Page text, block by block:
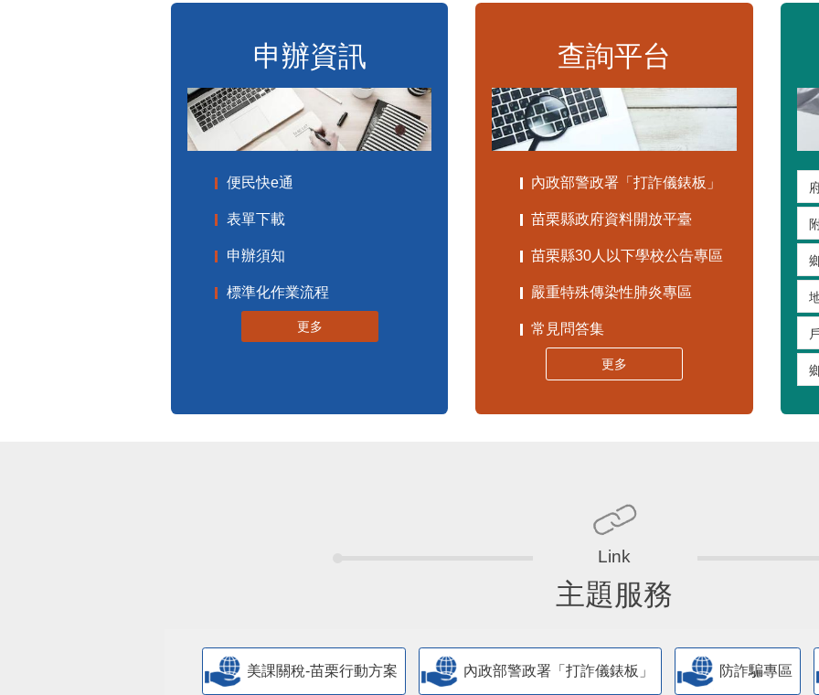
申辦資訊
便民快e通
表單下載
申辦須知
標準化作業流程
更多
查詢平台
內政部警政署「打詐儀錶板」
苗栗縣政府資料開放平臺
苗栗縣30人以下學校公告專區
嚴重特殊傳染性肺炎專區
常見問答集
更多
主題服務
美課關稅-苗栗行動方案 內政部警政署「打詐儀錶板」 防詐騙專區